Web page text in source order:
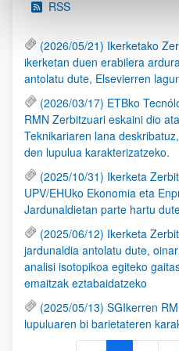
RSS
(2026/05/21) Ikerketako
ikerketan duen erabilera
antolatu dute, Elsevierren
(2026/03/17) ETBko
RMN Zerbitzuari eskaini dio
Teknikariaren lana
den lupulua karakterizatzeko.
(2025/10/31) Ikerketa
UPV/EHUko Ekonomia eta
Jardunaldietan parte hartu
(2025/06/12) Ikerketa
jardunaldia antolatu dute,
analisi isotopikoa egiteko
emaitzak eztabaidatzeko
(2025/05/13) SGIkerren
lupuluaren bi barietateren